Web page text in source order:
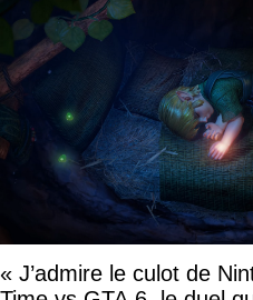
« J’admire le culot de